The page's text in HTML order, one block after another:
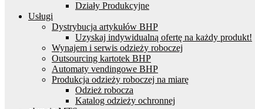
Działy Produkcyjne
Usługi
Dystrybucja artykułów BHP
Uzyskaj indywidualną ofertę na każdy produkt!
Wynajem i serwis odzieży roboczej
Outsourcing kartotek BHP
Automaty vendingowe BHP
Produkcja odzieży roboczej na miarę
Odzież robocza
Katalog odzieży ochronnej